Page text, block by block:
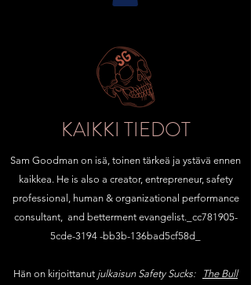
KAIKKI TIEDOT
Sam Goodman on isä, toinen tärkeä ja ystävä ennen
kaikkea. He is also a creator, entrepreneur, safety
professional, human & organizational performance
consultant, and betterment evangelist._cc781905-
5cde-3194 -bb3b-136bad5cf58d_
Hän on kirjoittanut julkaisun Safety Sucks:
The Bull